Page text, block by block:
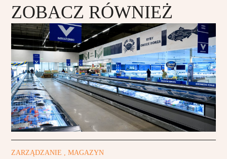
ZOBACZ RÓWNIEŻ
ZARZĄDZANIE , MAGAZYN